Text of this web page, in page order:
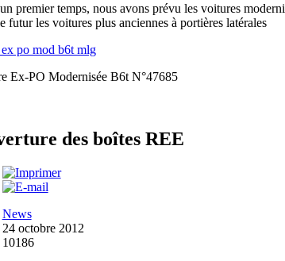
premier temps, nous avons prévu les voitures
futur les voitures plus anciennes à portières latérales
Ex-PO Modernisée B6t N°47685
des boîtes REE
News
24 octobre 2012
10186